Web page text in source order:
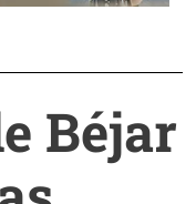
Béjar